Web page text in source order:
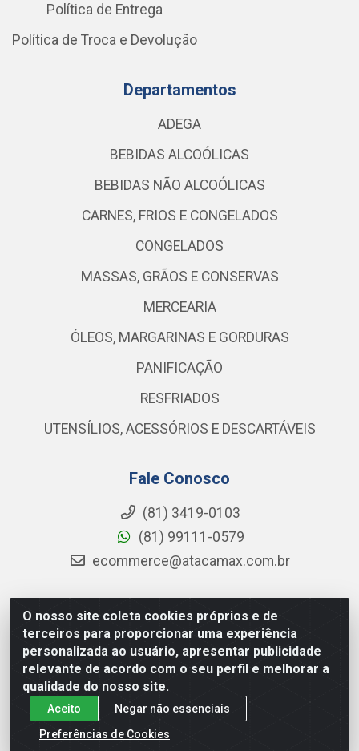
O nosso site coleta cookies próprios e de
terceiros para proporcionar uma experiência
personalizada ao usuário, apresentar publicidade
relevante de acordo com o seu perfil e melhorar a
qualidade do nosso site.
Aceito
Negar não essenciais
Preferências de Cookies
Política de Entrega
Política de Troca e Devolução
Departamentos
ADEGA
BEBIDAS ALCOÓLICAS
BEBIDAS NÃO ALCOÓLICAS
CARNES, FRIOS E CONGELADOS
CONGELADOS
MASSAS, GRÃOS E CONSERVAS
MERCEARIA
ÓLEOS, MARGARINAS E GORDURAS
PANIFICAÇÃO
RESFRIADOS
UTENSÍLIOS, ACESSÓRIOS E DESCARTÁVEIS
Fale Conosco
(81) 3419-0103
(81) 99111-0579
ecommerce@atacamax.com.br
Atacamax Importadora de Alimentos LTDA - RODOVIA BR-
101 - SUL, KM 79,60 GP E GALPAO:D - Muribeca, Jaboatão dos
Guararapes - PE, 54355-010 - CNPJ 08.305.623/0001-84